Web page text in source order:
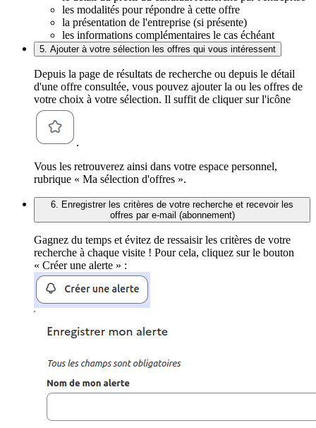
les modalités pour répondre à cette offre
la présentation de l'entreprise (si présente)
les informations complémentaires le cas échéant
5. Ajouter à votre sélection les offres qui vous intéressent
Depuis la page de résultats de recherche ou depuis le détail
d'une offre consultée, vous pouvez ajouter la ou les offres de
votre choix à votre sélection. Il suffit de cliquer sur l'icône
.
Vous les retrouverez ainsi dans votre espace personnel,
rubrique « Ma sélection d'offres ».
6. Enregistrer les critères de votre recherche et recevoir les
offres par e-mail (abonnement)
Gagnez du temps et évitez de ressaisir les critères de votre
recherche à chaque visite ! Pour cela, cliquez sur le bouton
« Créer une alerte » :